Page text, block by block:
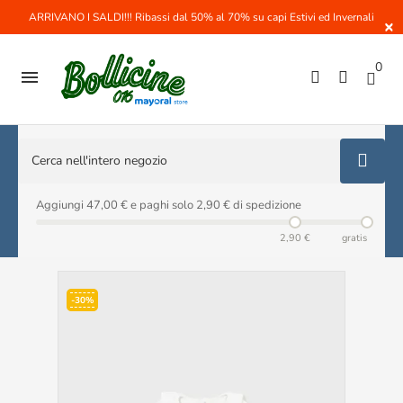
×
ARRIVANO I SALDI!!! Ribassi dal 50% al 70% su capi Estivi ed Invernali
 0
Aggiungi 47,00 € e paghi solo 2,90 € di spedizione
2,90 € gratis
-30%